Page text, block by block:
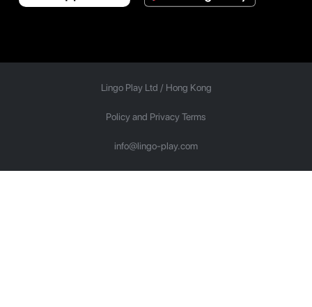
Lingo Play Ltd / Hong Kong
Policy and Privacy Terms
info@lingo-play.com